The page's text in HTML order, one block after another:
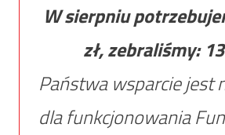
W sierpniu
zł, zebraliśmy:
Państwa wsparcie jest
dla funkcjonowania